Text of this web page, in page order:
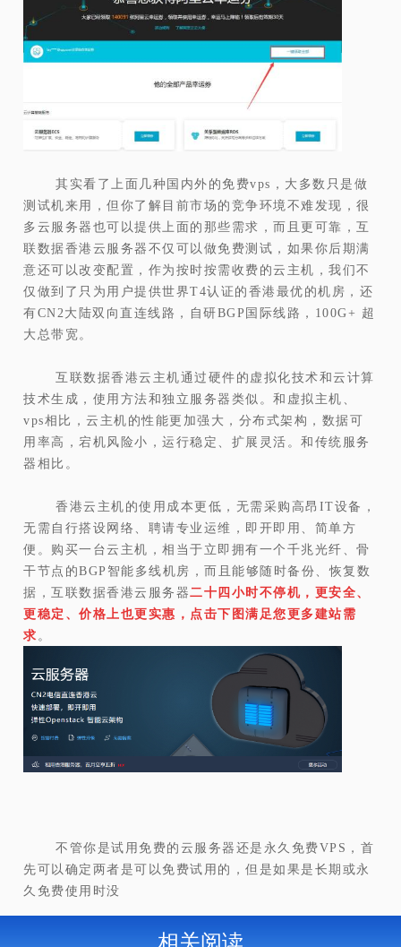
其实看了上面几种国内外的免费vps，大多数只是做
测试机来用，但你了解目前市场的竞争环境不难发现，很
多云服务器也可以提供上面的那些需求，而且更可靠，互
联数据香港云服务器不仅可以做免费测试，如果你后期满
意还可以改变配置，作为按时按需收费的云主机，我们不
仅做到了只为用户提供世界T4认证的香港最优的机房，还
有CN2大陆双向直连线路，自研BGP国际线路，100G+ 超
大总带宽。
互联数据香港云主机通过硬件的虚拟化技术和云计算
技术生成，使用方法和独立服务器类似。和虚拟主机、
vps相比，云主机的性能更加强大，分布式架构，数据可
用率高，宕机风险小，运行稳定、扩展灵活。和传统服务
器相比。
香港云主机的使用成本更低，无需采购高昂IT设备，
无需自行搭设网络、聘请专业运维，即开即用、简单方
便。购买一台云主机，相当于立即拥有一个千兆光纤、骨
干节点的BGP智能多线机房，而且能够随时备份、恢复数
据，互联数据香港云服务器二十四小时不停机，更安全、
更稳定、价格上也更实惠，点击下图满足您更多建站需
求 。
不管你是试用免费的云服务器还是永久免费VPS，首
先可以确定两者是可以免费试用的，但是如果是长期或永
久免费使用时没
相关阅读